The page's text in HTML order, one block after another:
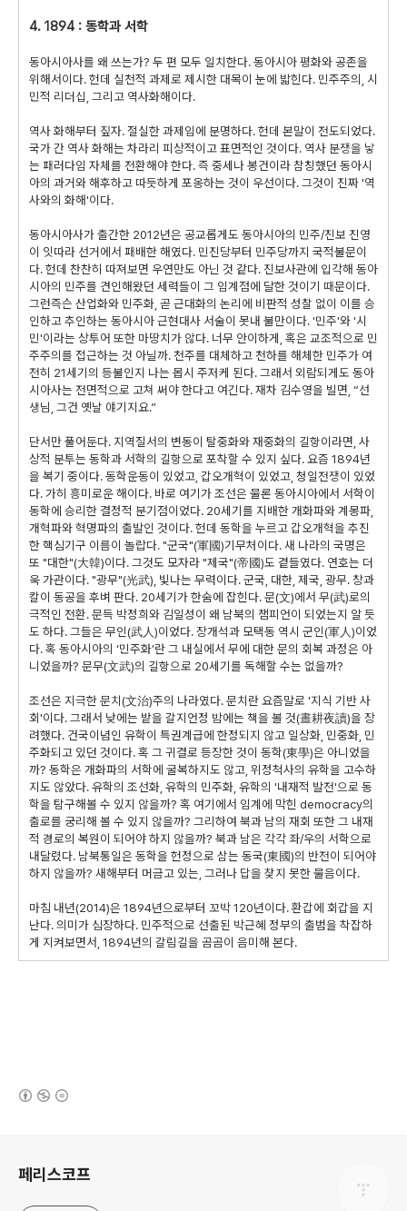
4. 1894 : 동학과 서학
동아시아사를 왜 쓰는가? 두 편 모두 일치한다. 동아시아 평화와 공존을
위해서이다. 헌데 실천적 과제로 제시한 대목이 눈에 밟힌다. 민주주의, 시
민적 리더십, 그리고 역사화해이다.
역사 화해부터 짚자. 절실한 과제임에 분명하다. 헌데 본말이 전도되었다.
국가 간 역사 화해는 차라리 피상적이고 표면적인 것이다. 역사 분쟁을 낳
는 패러다임 자체를 전환해야 한다. 즉 중세나 봉건이라 참칭했던 동아시
아의 과거와 해후하고 따듯하게 포옹하는 것이 우선이다. 그것이 진짜 '역
사와의 화해'이다.
동아시아사가 출간한 2012년은 공교롭게도 동아시아의 민주/진보 진영
이 잇따라 선거에서 패배한 해였다. 민진당부터 민주당까지 국적불문이
다. 헌데 찬찬히 따져보면 우연만도 아닌 것 같다. 진보사관에 입각해 동아
시아의 민주를 견인해왔던 세력들이 그 임계점에 달한 것이기 때문이다.
그런즉슨 산업화와 민주화, 곧 근대화의 논리에 비판적 성찰 없이 이를 승
인하고 추인하는 동아시아 근현대사 서술이 못내 불만이다. '민주'와 '시
민'이라는 상투어 또한 마땅치가 않다. 너무 안이하게, 혹은 교조적으로 민
주주의를 접근하는 것 아닐까. 천주를 대체하고 천하를 해체한 민주가 여
전히 21세기의 등불인지 나는 몹시 주저케 된다. 그래서 외람되게도 동아
시아사는 전면적으로 고쳐 써야 한다고 여긴다. 재차 김수영을 빌면, “선
생님, 그건 옛날 얘기지요.”
단서만 풀어둔다. 지역질서의 변동이 탈중화와 재중화의 길항이라면, 사
상적 분투는 동학과 서학의 길항으로 포착할 수 있지 싶다. 요즘 1894년
을 복기 중이다. 동학운동이 있었고, 갑오개혁이 있었고, 청일전쟁이 있었
다. 가히 흥미로운 해이다. 바로 여기가 조선은 물론 동아시아에서 서학이
동학에 승리한 결정적 분기점이었다. 20세기를 지배한 개화파와 계몽파,
개혁파와 혁명파의 출발인 것이다. 헌데 동학을 누르고 갑오개혁을 추진
한 핵심기구 이름이 놀랍다. "군국"(軍國)기무처이다. 새 나라의 국명은
또 "대한"(大韓)이다. 그것도 모자라 "제국"(帝國)도 곁들였다. 연호는 더
욱 가관이다. "광무"(光武), 빛나는 무력이다. 군국, 대한, 제국, 광무. 창과
칼이 동공을 후벼 판다. 20세기가 한숨에 잡힌다. 문(文)에서 무(武)로의
극적인 전환. 문득 박정희와 김일성이 왜 남북의 챔피언이 되었는지 알 듯
도 하다. 그들은 무인(武人)이었다. 장개석과 모택동 역시 군인(軍人)이었
다. 혹 동아시아의 ‘민주화’란 그 내실에서 무에 대한 문의 회복 과정은 아
니었을까? 문무(文武)의 길항으로 20세기를 독해할 수는 없을까?
조선은 지극한 문치(文治)주의 나라였다. 문치란 요즘말로 '지식 기반 사
회'이다. 그래서 낮에는 밭을 갈지언정 밤에는 책을 볼 것(晝耕夜讀)을 장
려했다. 건국이념인 유학이 특권계급에 한정되지 않고 일상화, 민중화, 민
주화되고 있던 것이다. 혹 그 귀결로 등장한 것이 동학(東學)은 아니었을
까? 동학은 개화파의 서학에 굴복하지도 않고, 위정척사의 유학을 고수하
지도 않았다. 유학의 조선화, 유학의 민주화, 유학의 '내재적 발전'으로 동
학을 탐구해볼 수 있지 않을까? 혹 여기에서 임계에 막힌 democracy의
출로를 궁리해 볼 수 있지 않을까? 그리하여 북과 남의 재회 또한 그 내재
적 경로의 복원이 되어야 하지 않을까? 북과 남은 각각 좌/우의 서학으로
내달렸다. 남북통일은 동학을 헌정으로 삼는 동국(東國)의 반전이 되어야
하지 않을까? 새해부터 머금고 있는, 그러나 답을 찾지 못한 물음이다.
마침 내년(2014)은 1894년으로부터 꼬박 120년이다. 환갑에 회갑을 지
난다. 의미가 심장하다. 민주적으로 선출된 박근혜 정부의 출범을 착잡하
게 지켜보면서, 1894년의 갈림길을 곰곰이 음미해 본다.
페리스코프